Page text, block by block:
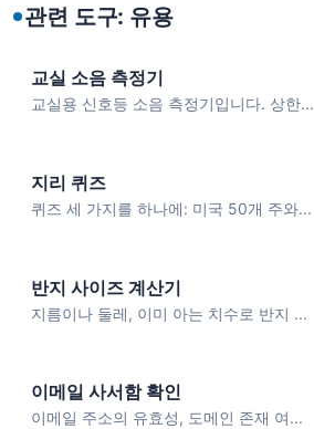
관련 도구: 유용
교실 소음 측정기
교실용 신호등 소음 측정기입니다. 상한...
지리 퀴즈
퀴즈 세 가지를 하나에: 미국 50개 주와...
반지 사이즈 계산기
지름이나 둘레, 이미 아는 치수로 반지 ...
이메일 사서함 확인
이메일 주소의 유효성, 도메인 존재 여...